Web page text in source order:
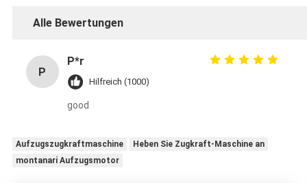
Alle Bewertungen
P
P*r
Hilfreich (1000)
good
Aufzugszugkraftmaschine
Heben Sie Zugkraft-Maschine an
montanari Aufzugsmotor